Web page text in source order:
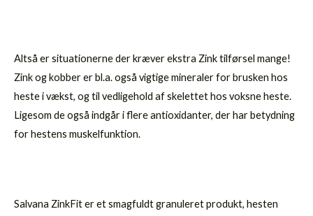
Altså er situationerne der kræver ekstra Zink tilførsel mange!
Zink og kobber er bl.a. også vigtige mineraler for brusken hos
heste i vækst, og til vedligehold af skelettet hos voksne heste.
Ligesom de også indgår i flere antioxidanter, der har betydning
for hestens muskelfunktion.
Salvana ZinkFit er et smagfuldt granuleret produkt, hesten